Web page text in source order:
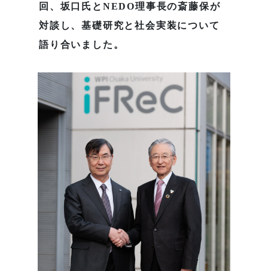
回、坂口氏とNEDO理事長の斎藤保が
対談し、基礎研究と社会実装について
語り合いました。